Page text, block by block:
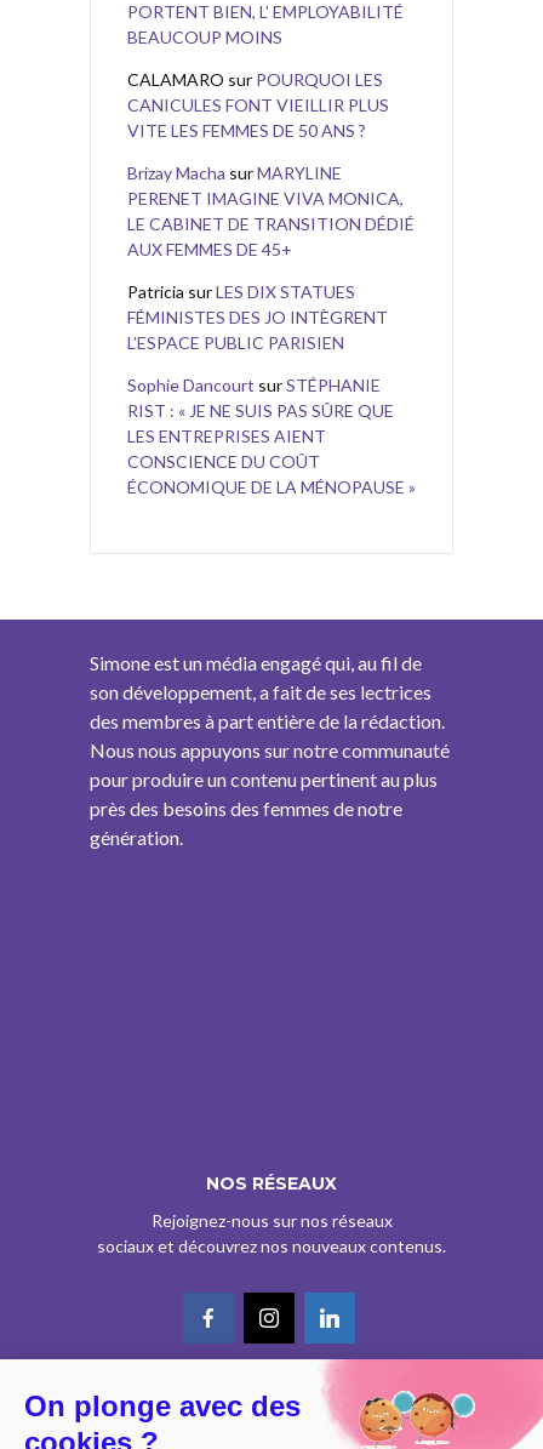
PORTENT BIEN, L’ EMPLOYABILITÉ
BEAUCOUP MOINS
CALAMARO sur POURQUOI LES
CANICULES FONT VIEILLIR PLUS
VITE LES FEMMES DE 50 ANS ?
Brizay Macha surMARYLINE
PERENET IMAGINE VIVA MONICA,
LE CABINET DE TRANSITION DÉDIÉ
AUX FEMMES DE 45+
Patricia surLES DIX STATUES
FÉMINISTES DES JO INTÈGRENT
L’ESPACE PUBLIC PARISIEN
Sophie Dancourt surSTÉPHANIE
RIST : « JE NE SUIS PAS SÛRE QUE
LES ENTREPRISES AIENT
CONSCIENCE DU COÛT
ÉCONOMIQUE DE LA MÉNOPAUSE »
Simone est un média engagé qui, au fil de
son développement, a fait de ses lectrices
des membres à part entière de la rédaction.
Nous nous appuyons sur notre communauté
pour produire un contenu pertinent au plus
près des besoins des femmes de notre
génération.
NOS RÉSEAUX
Rejoignez-nous sur nos réseaux
sociaux et découvrez nos nouveaux contenus.
© CE SITE EST AGRÉÉ COMME SERVICE DE PRESSE EN LIGNE PAR LA
On plonge avec des
cookies ?